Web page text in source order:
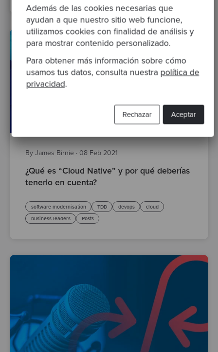
Además de las cookies necesarias que
ayudan a que nuestro sitio web funcione,
utilizamos cookies con finalidad de análisis y
para mostrar contenido personalizado.
Para obtener más información sobre cómo
usamos tus datos, consulta nuestra política de
privacidad.
Aceptar
Rechazar
By James Birnie · 08 Feb 2021
¿Qué es “Cloud Native” y por qué deberías
tenerlo en cuenta?
software modernisation TDD devops
cloud
business leaders
Posts